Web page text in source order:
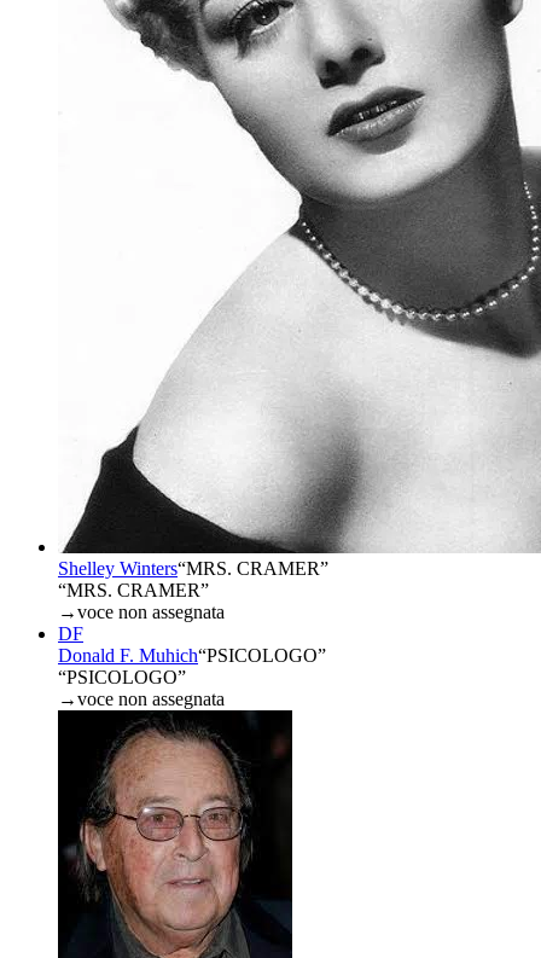
Shelley Winters“MRS. CRAMER”
“MRS. CRAMER”
→voce non assegnata
DF
Donald F. Muhich“PSICOLOGO”
“PSICOLOGO”
→voce non assegnata